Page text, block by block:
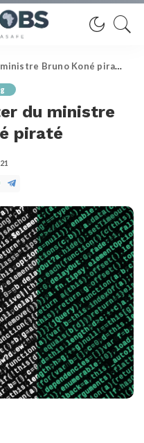
Bruno Koné piraté
du ministre
piraté